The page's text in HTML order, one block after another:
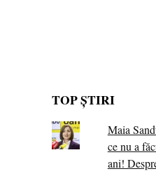
TOP ȘTIRI
Maia
ce nu a
ani!